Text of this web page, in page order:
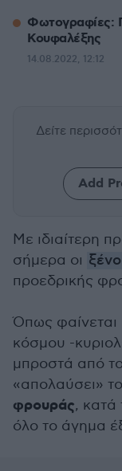
Φωτογραφίες:
Κουφαλέξης
14.08.2022, 12:12
Δείτε
Add
Με ιδιαίτερη
σήμερα οι
προεδρικής
Όπως φαίνεται
κόσμου -
μπροστά από
«απολαύσει»
φρουράς, κατά
όλο το άγημα